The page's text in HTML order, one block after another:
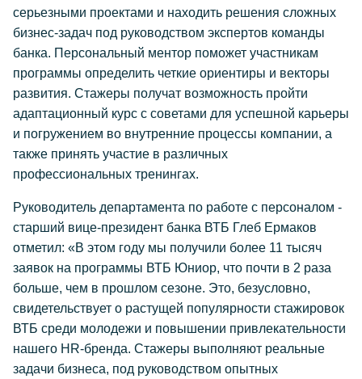
серьезными проектами и находить решения сложных
бизнес-задач под руководством экспертов команды
банка. Персональный ментор поможет участникам
программы определить четкие ориентиры и векторы
развития. Стажеры получат возможность пройти
адаптационный курс с советами для успешной карьеры
и погружением во внутренние процессы компании, а
также принять участие в различных
профессиональных тренингах.
Руководитель департамента по работе с персоналом -
старший вице-президент банка ВТБ Глеб Ермаков
отметил: «В этом году мы получили более 11 тысяч
заявок на программы ВТБ Юниор, что почти в 2 раза
больше, чем в прошлом сезоне. Это, безусловно,
свидетельствует о растущей популярности стажировок
ВТБ среди молодежи и повышении привлекательности
нашего HR-бренда. Стажеры выполняют реальные
задачи бизнеса, под руководством опытных